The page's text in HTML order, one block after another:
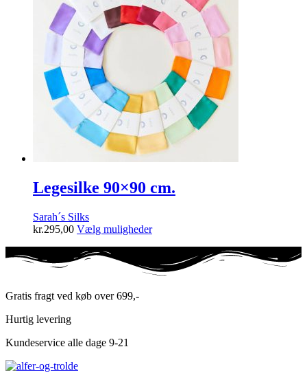
Legesilke 90×90 cm.
Sarah´s Silks
kr.295,00 Vælg mulighederDette
flere
varianter.
Gratis fragt ved køb over 699,-
Hurtig levering
Kundeservice alle dage 9-21